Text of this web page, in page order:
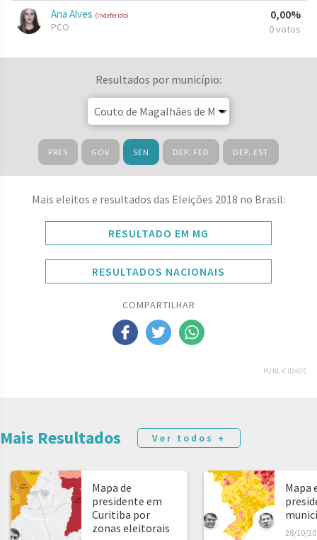
Ana Alves (Indeferido)
PCO
0,00%
0 votos
Resultados por município:
PRES GOV SEN DEP. FED DEP. EST
Mais eleitos e resultados das Eleições 2018 no Brasil:
RESULTADO EM MG
RESULTADOS NACIONAIS
COMPARTILHAR
PUBLICIDADE
Mais Resultados Ver todos +
Mapa de
presidente em
Curitiba por
zonas eleitorais
Mapa
28/10/